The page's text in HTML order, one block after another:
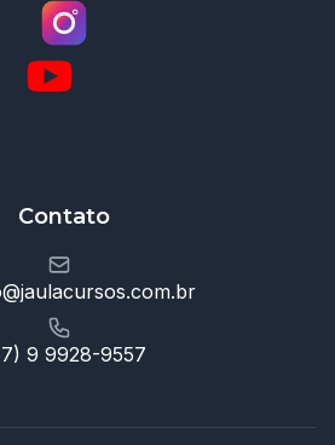
Contato
9 9928-9557